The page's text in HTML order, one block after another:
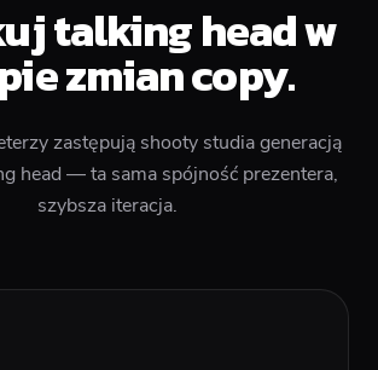
talking head w
zmian copy.
zastępują shooty studia generacją
head — ta sama spójność prezentera,
szybsza iteracja.